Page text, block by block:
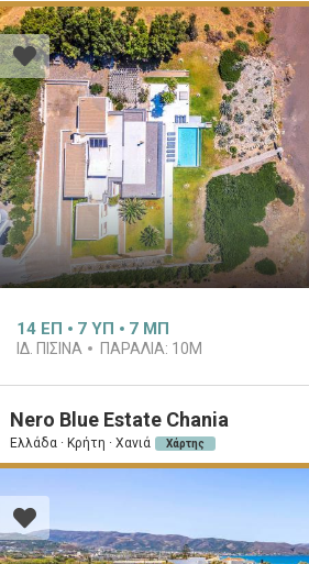
14 ΕΠ 7 ΥΠ 7 ΜΠ
ΙΔ. ΠΙΣΊΝΑ ΠΑΡΑΛΊΑ: 10M
Nero Blue Estate Chania
Ελλάδα · Κρήτη · Χανιά Χάρτης